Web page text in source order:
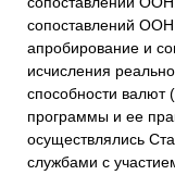
сопоставлений
апробирование и
исчисления
способности валют (
программы и ее
осуществлялись
службами с